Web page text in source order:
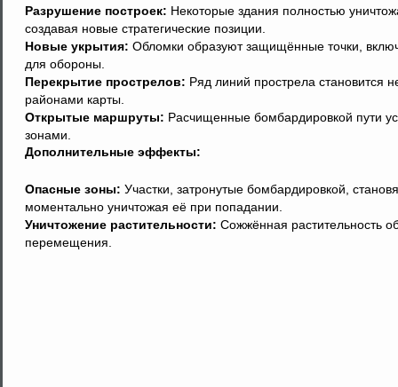
Разрушение построек: Некоторые здания полностью
создавая новые стратегические позиции.
Новые укрытия: Обломки образуют защищённые точки,
для обороны.
Перекрытие прострелов: Ряд линий прострела становится
районами карты.
Открытые маршруты: Расчищенные бомбардировкой пути
зонами.
Дополнительные эффекты:
Опасные зоны: Участки, затронутые бомбардировкой,
моментально уничтожая её при попадании.
Уничтожение растительности: Сожжённая растительность
перемещения.